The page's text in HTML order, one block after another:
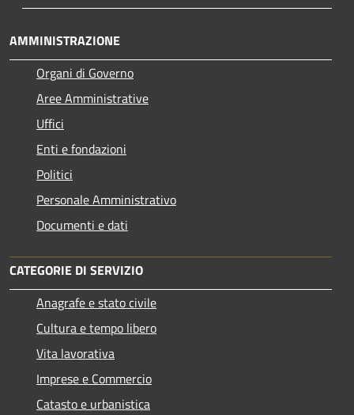
AMMINISTRAZIONE
Organi di Governo
Aree Amministrative
Uffici
Enti e fondazioni
Politici
Personale Amministrativo
Documenti e dati
CATEGORIE DI SERVIZIO
Anagrafe e stato civile
Cultura e tempo libero
Vita lavorativa
Imprese e Commercio
Catasto e urbanistica